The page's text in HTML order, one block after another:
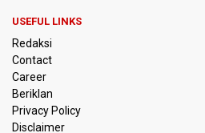
Adriansyah Harus Buktikan
Tim 9 Kejagung Periksa Febrie
Tersangka dan Saksi Terkait
USEFUL LINKS
Redaksi
Contact
Career
Beriklan
Privacy Policy
Disclaimer